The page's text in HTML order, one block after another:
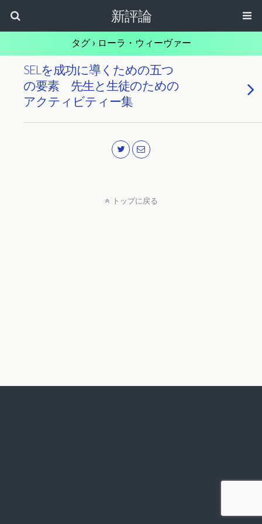
新評論
タグ › ローラ・ウィーヴァー
SELを成功に導くための五つ
の要素 先生と生徒のための
アクティビティー集
トップに戻る